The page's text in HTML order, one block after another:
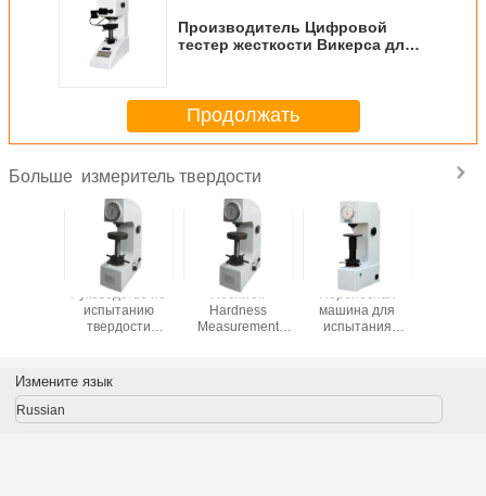
Производитель Цифровой
тестер жесткости Викерса для
Продолжать
Больше измеритель твердости
Руководство по
испытанию
твердости
твердости
таблетки
Rockwell
Hardness
Measurement
для продажи
Переносная
машина для
испытания
прибор /
прибор
Измените язык
Russian